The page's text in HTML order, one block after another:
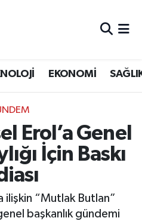
EKONOMİ
Erol’a Genel
İçin Baskı
ilişkin “Mutlak Butlan”
başkanlık gündemi
Haritası
ve Fikstür